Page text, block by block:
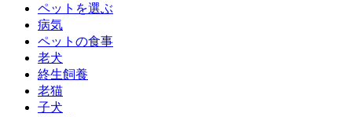
ペットを選ぶ
病気
ペットの食事
老犬
終生飼養
老猫
子犬